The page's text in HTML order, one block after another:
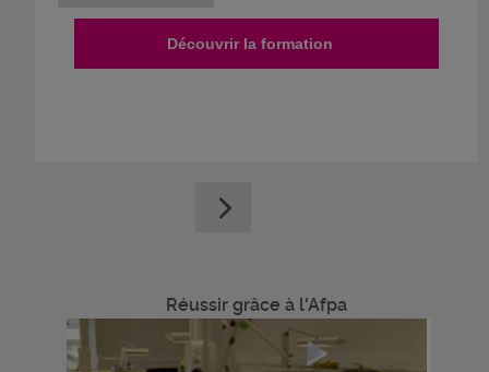
Découvrir la formation
Réussir grâce à l'Afpa